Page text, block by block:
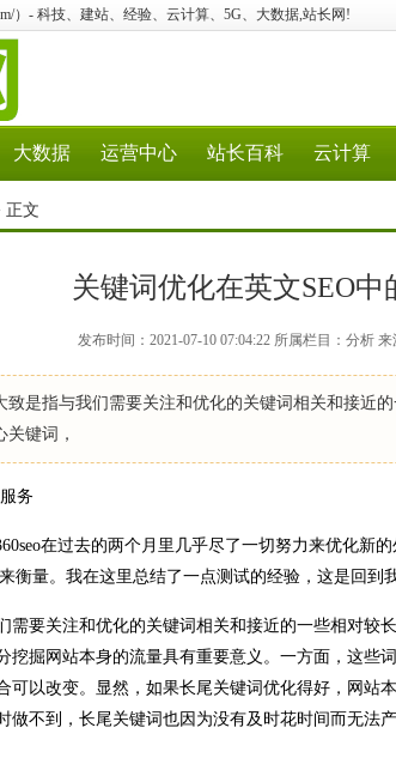
）- 科技、建站、经验、云计算、5G、大数据,站长网!
大数据 运营中心 站长百科 云计算
正文
关键词优化在英文SEO中
发布时间：2021-07-10 07:04:22 所属栏目：分析
致是指与我们需要关注和优化的关键词相关和接近
键词，
务
在过去的两个月里几乎尽了一切努力来优化新
衡量。我在这里总结了一点测试的经验，这是回到
需要关注和优化的关键词相关和接近的一些相对较
挖掘网站本身的流量具有重要意义。一方面，这些
可以改变。显然，如果长尾关键词优化得好，网站
做不到，长尾关键词也因为没有及时花时间而无法